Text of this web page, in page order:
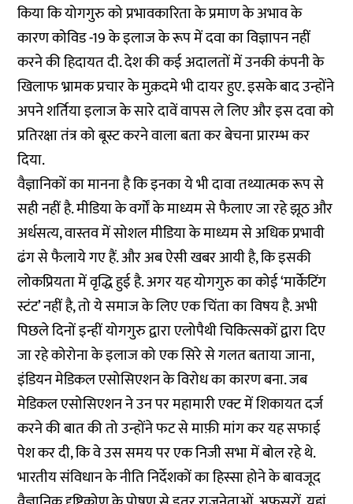
किया कि योगगुरु को प्रभावकारिता के प्रमाण के अभाव के
कारण कोविड -19 के इलाज के रूप में दवा का विज्ञापन नहीं
करने की हिदायत दी. देश की कई अदालतों में उनकी कंपनी के
खिलाफ भ्रामक प्रचार के मुक़दमे भी दायर हुए. इसके बाद उन्होंने
अपने शर्तिया इलाज के सारे दावें वापस ले लिए और इस दवा को
प्रतिरक्षा तंत्र को बूस्ट करने वाला बता कर बेचना प्रारम्भ कर
दिया.
वैज्ञानिकों का मानना है कि इनका ये भी दावा तथ्यात्मक रूप से
सही नहीं है. मीडिया के वर्गों के माध्यम से फैलाए जा रहे झूठ और
अर्धसत्य, वास्तव में सोशल मीडिया के माध्यम से अधिक प्रभावी
ढंग से फैलाये गए हैं. और अब ऐसी खबर आयी है, कि इसकी
लोकप्रियता में वृद्धि हुई है. अगर यह योगगुरु का कोई ‘मार्केटिंग
स्टंट’ नहीं है, तो ये समाज के लिए एक चिंता का विषय है. अभी
पिछले दिनों इन्हीं योगगुरु द्वारा एलोपैथी चिकित्सकों द्वारा दिए
जा रहे कोरोना के इलाज को एक सिरे से गलत बताया जाना,
इंडियन मेडिकल एसोसिएशन के विरोध का कारण बना. जब
मेडिकल एसोसिएशन ने उन पर महामारी एक्ट में शिकायत दर्ज
करने की बात की तो उन्होंने फट से माफ़ी मांग कर यह सफाई
पेश कर दी, कि वे उस समय पर एक निजी सभा में बोल रहे थे.
भारतीय संविधान के नीति निर्देशकों का हिस्सा होने के बावजूद